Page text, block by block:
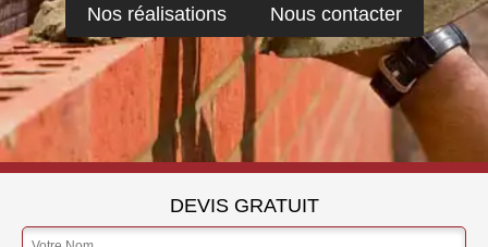
Nos réalisations Nous contacter
DEVIS GRATUIT